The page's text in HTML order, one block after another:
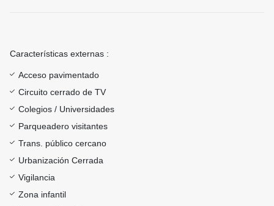
Características externas :
Acceso pavimentado
Circuito cerrado de TV
Colegios / Universidades
Parqueadero visitantes
Trans. público cercano
Urbanización Cerrada
Vigilancia
Zona infantil